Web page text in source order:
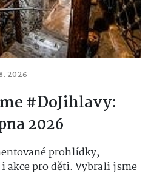
2026
#DoJihlavy:
2026
prohlídky,
akce pro děti. Vybrali jsme